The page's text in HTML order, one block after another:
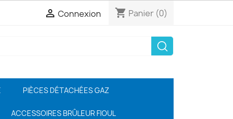
 Connexion shopping_cart Panier (0)
PIÈCES DÉTACHÉES GAZ
ACCESSOIRES BRÛLEUR FIOUL